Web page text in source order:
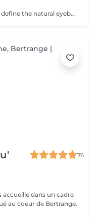
A brow shaping service designed to define the natural eyebrow line and create a cleaner, more balanced look. The treatment includes defining the brow shape and removing unwanted hair for a refined result. Result: well-defined eyebrows that frame the face beautifully. Recommended frequency: every 3 to 4 weeks.
74
accueille dans un cadre
au coeur de Bertrange.